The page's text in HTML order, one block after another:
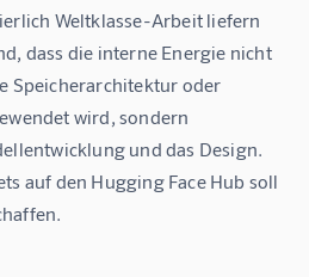
Weltklasse-Arbeit liefern
dass die interne Energie nicht
Speicherarchitektur oder
wird, sondern
und das Design.
auf den Hugging Face Hub soll